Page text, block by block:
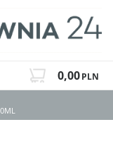
0,00PLN